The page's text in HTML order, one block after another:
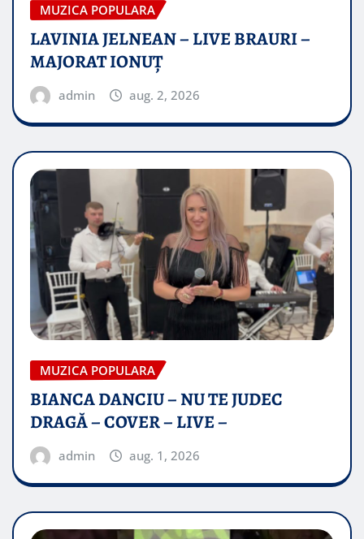
MUZICA POPULARA
LAVINIA JELNEAN – LIVE BRAURI –
MAJORAT IONUŢ
admin aug. 2, 2026
MUZICA POPULARA
BIANCA DANCIU – NU TE JUDEC
DRAGĂ – COVER – LIVE –
admin aug. 1, 2026